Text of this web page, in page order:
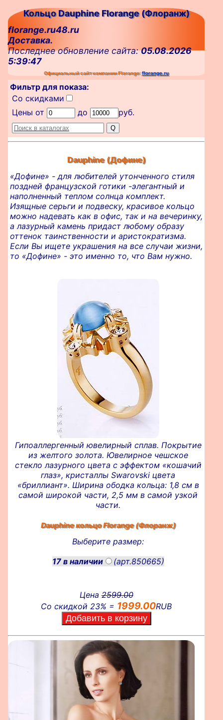
Кольцо Dauphine Florange (Флоранж)
florange.ru48.ru
Доставка.
Последнее обновление сайта:05.08.2026
5:39:47
Официальный сайт компании Florange:florange.ru
Фильтр для показа:
Со скидками
Цены от
до руб.
Dauphine (Дофине)
«Дофине» - для любителей утонченного стиля
поздней французской готики -элегантный и
наполненный теплом солнца комплект.
Изящные серьги и подвеску, красивое кольцо
можно надевать как в офис, так и на вечеринку,
а лазурный камень придаст любому образу
оттенок таинственности и аристократизма.
Если Вы ищете украшения на все случаи жизни,
то «Дофине» - это именно то, что Вам нужно.
Гипоаллергенный ювелирный сплав. Покрытие
из желтого золота. Ювелирное чешское
стекло лазурного цвета с эффектом «кошачий
глаз», кристаллы Swarovski цвета
«бриллиант». Ширина ободка кольца: 1,8 см в
самой широкой части, 2,5 мм в самой узкой
части.
Dauphine кольцоFlorange (Флоранж)
Выберите размер:
17 в наличии
(арт.850665)
Цена2599.00
Со скидкой 23% = 1999.00RUB